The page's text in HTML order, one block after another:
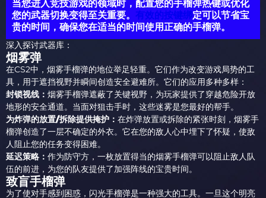
当您进入竞技游戏的领域时，配置您的手榴弹热键或优化
您的武器切换变得至关重要。 有效的按键绑定可以节省宝
贵的时间，确保您在适当的时间使用正确的手榴弹。
深入探讨武器库：
烟雾弹
在CS2中，烟雾手榴弹的地位举足轻重。它们作为改变游戏局势的工
具，用于遮挡视野并瞬间创造安全避难所。它们的应用多种多样：
封锁视线： 烟雾手榴弹遮蔽了关键视野，为玩家提供了穿越危险开放
地形的安全通道。当面对狙击手时，这些迷雾是您最好的帮手。
为炸弹的放置/拆除提供掩护： 在炸弹放置或拆除的紧张时刻，烟雾手
榴弹创造了一层不确定的外衣。它在您的敌人心中埋下了怀疑，使敌
人阻止您的任务变得困难。
延迟策略： 作为防守方，一枚放置得当的烟雾手榴弹可以阻止敌人队
伍的前进，为您的队友提供了加强阵线的宝贵时间。
致盲手榴弹
为了使对手感到困惑，闪光手榴弹是一种强大的工具。一旦这个明亮